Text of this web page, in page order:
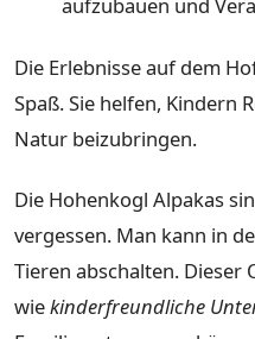
aufzubauen und
Die Erlebnisse auf dem
Spaß. Sie helfen, Kindern
Natur beizubringen.
Die Hohenkogl Alpakas
vergessen. Man kann in
Tieren abschalten.
wiekinderfreundliche